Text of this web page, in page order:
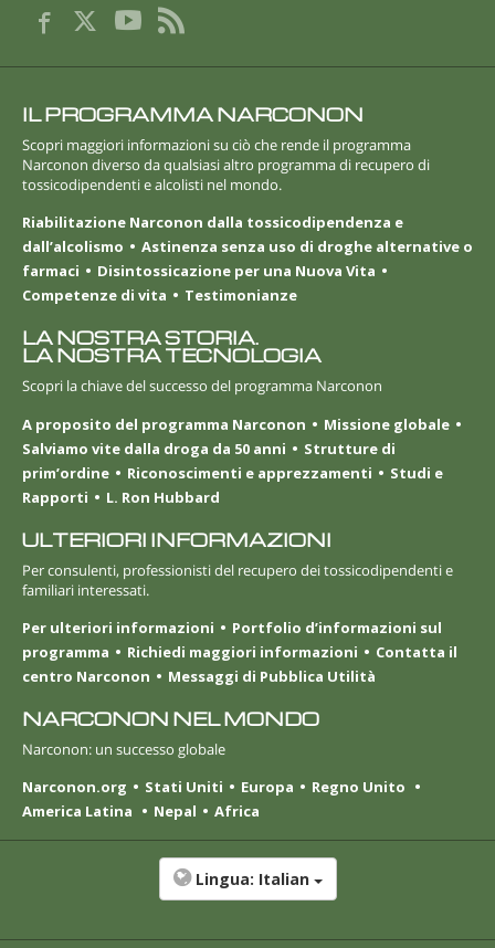
IL PROGRAMMA NARCONON
Scopri maggiori informazioni su ciò che rende il programma
Narconon diverso da qualsiasi altro programma di recupero di
tossicodipendenti e alcolisti nel mondo.
Riabilitazione Narconon dalla tossicodipendenza e
dall’alcolismo
Astinenza senza uso di droghe alternative o
farmaci
Disintossicazione per una Nuova Vita
Competenze di vita
Testimonianze
LA NOSTRA STORIA.
LA NOSTRA TECNOLOGIA
Scopri la chiave del successo del programma Narconon
A proposito del programma Narconon
Missione globale
Salviamo vite dalla droga da 50 anni
Strutture di
prim’ordine
Riconoscimenti e apprezzamenti
Studi e
Rapporti
L. Ron Hubbard
ULTERIORI INFORMAZIONI
Per consulenti, professionisti del recupero dei tossicodipendenti e
familiari interessati.
Per ulteriori informazioni
Portfolio d’informazioni sul
programma
Richiedi maggiori informazioni
Contatta il
centro Narconon
Messaggi di Pubblica Utilità
NARCONON NEL MONDO
Narconon: un successo globale
Narconon.org
Stati Uniti Europa
Regno Unito
America Latina
Nepal Africa
Lingua: Italian